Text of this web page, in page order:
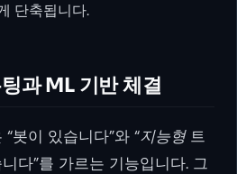
단축됩니다.
과 ML 기반 체결
봇이 있습니다”와 “지능형트
다”를 가르는 기능입니다. 그